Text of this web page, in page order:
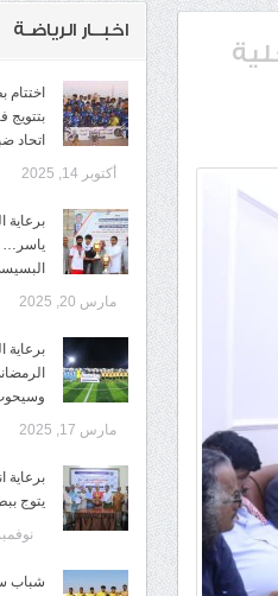
اخبــار الرياضـة
اتحاد
أكتوبر 14, 2025
برعاية
ياسر…
مارس 20, 2025
مارس 17, 2025
برعاية
يتوج
نوفمبر 27,
شباب